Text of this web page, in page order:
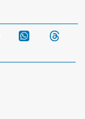
Telegram WhatsApp